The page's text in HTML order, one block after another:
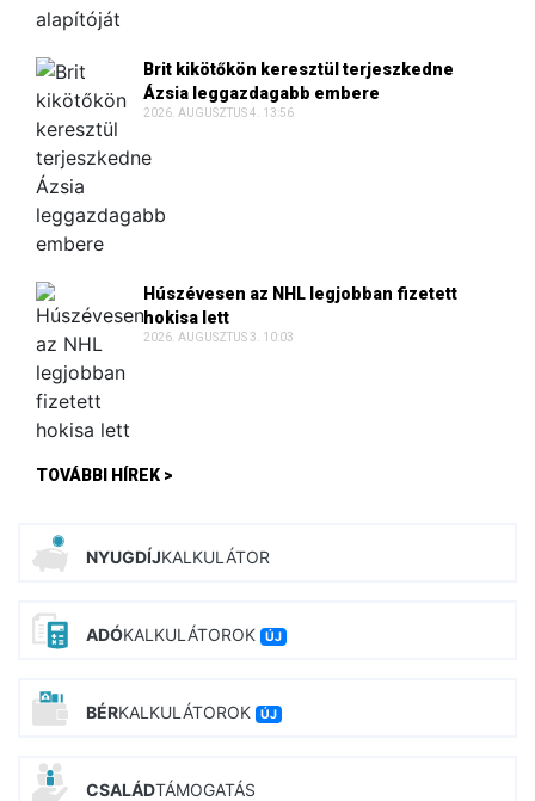
Brit kikötőkön keresztül terjeszkedne
Ázsia leggazdagabb embere
2026. AUGUSZTUS 4. 13:56
Húszévesen az NHL legjobban fizetett
hokisa lett
2026. AUGUSZTUS 3. 10:03
TOVÁBBI HÍREK >
NYUGDÍJKALKULÁTOR
ADÓKALKULÁTOROK ÚJ
BÉRKALKULÁTOROK ÚJ
CSALÁDTÁMOGATÁS